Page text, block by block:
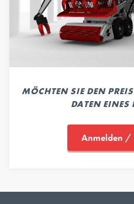
MÖCHTEN SIE DEN
DATEN EINES
Anmelden /